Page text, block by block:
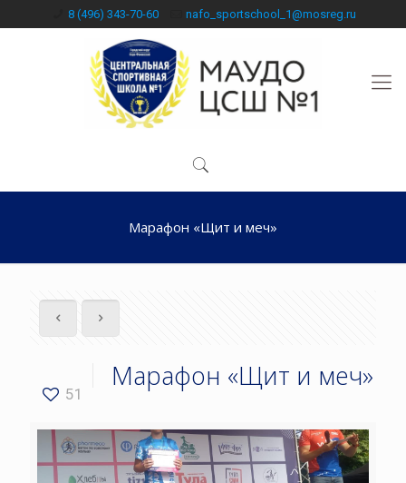
8 (496) 343-70-60 nafo_sportschool_1@mosreg.ru
Марафон «Щит и меч»
51
Марафон «Щит и меч»